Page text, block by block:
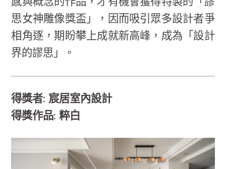
思女神雕像獎盃」，因而吸引眾多設計者爭
相角逐，期盼攀上成就新高峰，成為「設計
界的謬思」。
得獎者: 宸居室內設計
得獎作品: 粹白